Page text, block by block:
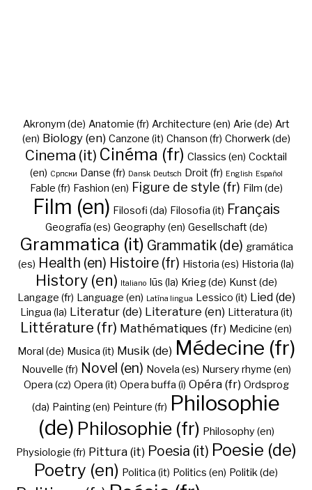
Akronym (de) Anatomie (fr) Architecture (en) Arie (de) Art
(en) Biology (en) Canzone (it) Chanson (fr) Chorwerk (de)
Cinema (it) Cinéma (fr) Classics (en) Cocktail
(en) Cрпски Danse (fr) Dansk Deutsch Droit (fr) English Español
Fable (fr) Fashion (en) Figure de style (fr) Film (de)
Film (en) Filosofi (da) Filosofia (it) Français
Geografía (es) Geography (en) Gesellschaft (de)
Grammatica (it) Grammatik (de) gramática
(es) Health (en) Histoire (fr) Historia (es) Historia (la)
History (en) Italiano Iūs (la) Krieg (de) Kunst (de)
Langage (fr) Language (en) Latīna lingua Lessico (it) Lied (de)
Lingua (la) Literatur (de) Literature (en) Litteratura (it)
Littérature (fr) Mathématiques (fr) Medicine (en)
Moral (de) Musica (it) Musik (de) Médecine (fr)
Nouvelle (fr) Novel (en) Novela (es) Nursery rhyme (en)
Opera (cz) Opera (it) Opera buffa (i) Opéra (fr) Ordsprog
(da) Painting (en) Peinture (fr) Philosophie
(de) Philosophie (fr) Philosophy (en)
Physiologie (fr) Pittura (it) Poesia (it) Poesie (de)
Poetry (en) Politica (it) Politics (en) Politik (de)